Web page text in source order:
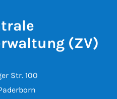
(ZV)
Str. 100